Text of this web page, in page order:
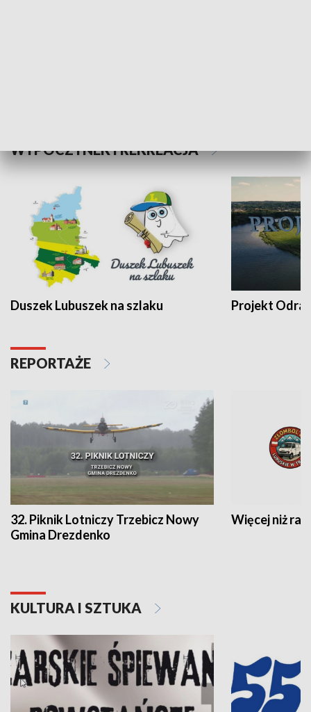
WYPOCZYNEK I REKREACJA
Duszek Lubuszek na szlaku Projekt Odra
REPORTAŻE
32. Piknik Lotniczy Trzebicz Nowy
Gmina Drezdenko
Więcej niż rajd
KULTURA I SZTUKA